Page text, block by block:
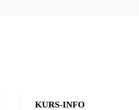
KURS-INFO